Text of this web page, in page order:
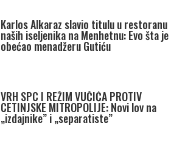
Karlos Alkaraz slavio titulu u restoranu
naših iseljenika na Menhetnu: Evo šta je
obećao menadžeru Gutiću
VRH SPC I REŽIM VUČIĆA PROTIV
CETINJSKE MITROPOLIJE: Novi lov na
„izdajnike” i „separatiste”